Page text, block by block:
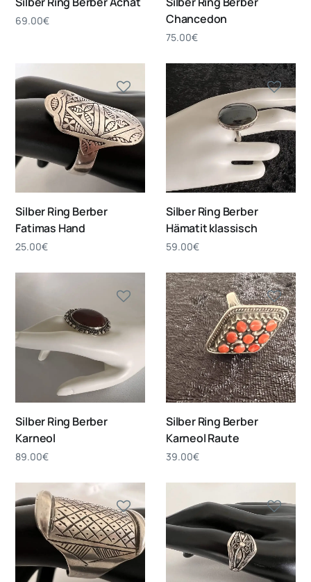
69.00€
Chancedon
75.00€
Silber Ring Berber
Fatimas Hand
25.00€
Silber Ring Berber
Hämatit klassisch
59.00€
Silber Ring Berber
Karneol
89.00€
Silber Ring Berber
Karneol Raute
39.00€